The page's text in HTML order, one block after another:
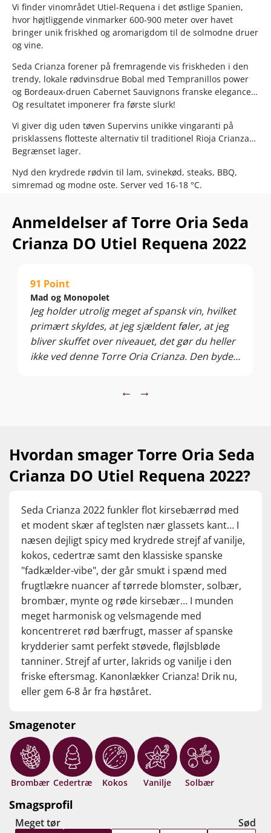
Vi finder vinområdet Utiel-Requena i det østlige Spanien,
hvor højtliggende vinmarker 600-900 meter over havet
bringer unik friskhed og aromarigdom til de solmodne druer
og vine.
Seda Crianza forener på fremragende vis friskheden i den
trendy, lokale rødvinsdrue Bobal med Tempranillos power
og Bordeaux-druen Cabernet Sauvignons franske elegance…
Og resultatet imponerer fra første slurk!
Vi giver dig uden tøven Supervins unikke vingaranti på
prisklassens flotteste alternativ til traditionel Rioja Crianza…
Begrænset lager.
Nyd den krydrede rødvin til lam, svinekød, steaks, BBQ,
simremad og modne oste. Server ved 16-18 °C.
druespecialitet Bobal, som Torre Oria fuldender med ekstra
frugtpower og elegance fra Spaniens signaturdrue
Tempranillo og bordeauxdruen Cabernet Sauvignon. Alle
druer høstes i solrige østspanske Utiel-Requena, hvor
friskhed og aromarigdom til druer og vin. I kælderen
forædles den spanske rødvin med bøfvenlige tanniner og
lækre luksuskrydderier via den 12 måneder lange lagring
lige dele franske og amerikanske barriquefade, heraf 20 %
helt nye.
Anmeldelser af Torre Oria Seda
Crianza DO Utiel Requena 2022
91 Point
Mad og Monopolet
Jeg holder utrolig meget af spansk vin, hvilket
primært skyldes, at jeg sjældent føler, at jeg
bliver skuffet over niveauet, det gør du heller
ikke ved denne Torre Oria Crianza. Den byder
til krydrede retter, tapas, simreretter eller
grillmad.
← →
Hvordan smager Torre Oria Seda
Crianza DO Utiel Requena 2022?
Seda Crianza 2022 funkler flot kirsebærrød med
et modent skær af teglsten nær glassets kant… I
næsen dejligt spicy med krydrede strejf af vanilje,
kokos, cedertræ samt den klassiske spanske
"fadkælder-vibe", der går smukt i spænd med
frugtlækre nuancer af tørrede blomster, solbær,
brombær, mynte og røde kirsebær… I munden
meget harmonisk og velsmagende med
koncentreret rød bærfrugt, masser af spanske
krydderier samt perfekt støvede, fløjlsbløde
tanniner. Strejf af urter, lakrids og vanilje i den
friske eftersmag. Kanonlækker Crianza! Drik nu,
eller gem 6-8 år fra høståret.
Smagenoter
Brombær Cedertræ Kokos Vanilje Solbær
Smagsprofil
Meget tør
Sød